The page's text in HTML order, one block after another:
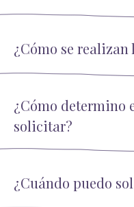
¿Cómo se realizan
¿Cómo determino
solicitar?
¿Cuándo puedo